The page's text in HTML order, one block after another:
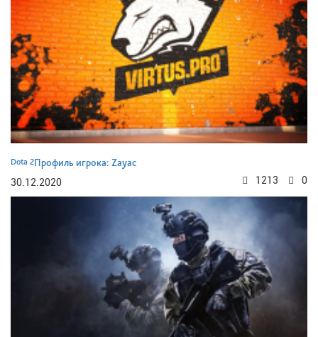
Dota 2Профиль игрока: Zayac
30.12.2020
0
1213